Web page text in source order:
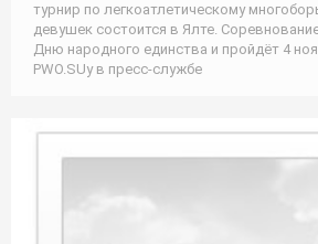
турнир по легкоатлетическому
девушек состоится в Ялте.
Дню народного единства и пройдёт 4
PWO.SUу в пресс-службе